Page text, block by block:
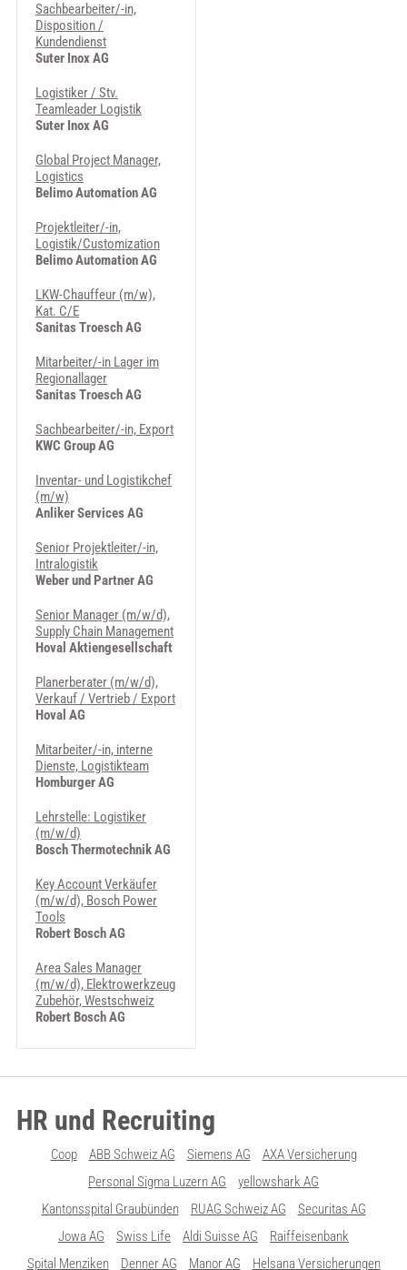
Sachbearbeiter/-in,
Disposition /
Kundendienst
Suter Inox AG
Logistiker / Stv.
Teamleader Logistik
Suter Inox AG
Global Project Manager,
Logistics
Belimo Automation AG
Projektleiter/-in,
Logistik/Customization
Belimo Automation AG
LKW-Chauffeur (m/w),
Kat. C/E
Sanitas Troesch AG
Mitarbeiter/-in Lager im
Regionallager
Sanitas Troesch AG
Sachbearbeiter/-in, Export
KWC Group AG
Inventar- und Logistikchef
(m/w)
Anliker Services AG
Senior Projektleiter/-in,
Intralogistik
Weber und Partner AG
Senior Manager (m/w/d),
Supply Chain Management
Hoval Aktiengesellschaft
Planerberater (m/w/d),
Verkauf / Vertrieb / Export
Hoval AG
Mitarbeiter/-in, interne
Dienste, Logistikteam
Homburger AG
Lehrstelle: Logistiker
(m/w/d)
Bosch Thermotechnik AG
Key Account Verkäufer
(m/w/d), Bosch Power
Tools
Robert Bosch AG
Area Sales Manager
(m/w/d), Elektrowerkzeug
Zubehör, Westschweiz
Robert Bosch AG
HR und Recruiting
Coop ABB Schweiz AG Siemens AG
AXA Versicherung
Personal Sigma Luzern AG
yellowshark AG
Kantonsspital Graubünden
RUAG Schweiz AG
Securitas AG
Jowa AG
Swiss Life Aldi Suisse AG
Raiffeisenbank
Spital Menziken
Denner AG Manor AG Helsana Versicherungen